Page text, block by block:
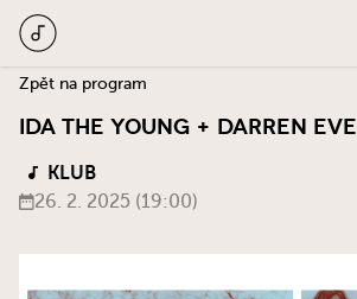
Zpět na program
IDA THE YOUNG + DARREN EVE
KLUB
26. 2. 2025 (19:00)